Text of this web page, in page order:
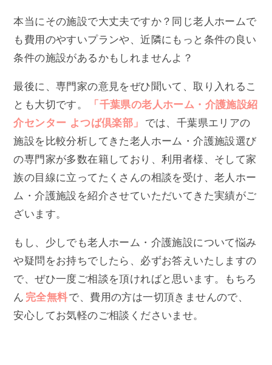
本当にその施設で大丈夫ですか？同じ老人ホームで
も費用のやすいプランや、近隣にもっと条件の良い
条件の施設があるかもしれませんよ？
最後に、専門家の意見をぜひ聞いて、取り入れるこ
とも大切です。
「千葉県の老人ホーム・介護施設紹
介センター よつば倶楽部」
では、千葉県エリアの
施設を比較分析してきた老人ホーム・介護施設選び
の専門家が多数在籍しており、利用者様、そして家
族の目線に立ってたくさんの相談を受け、老人ホー
ム・介護施設を紹介させていただいてきた実績がご
ざいます。
もし、少しでも老人ホーム・介護施設について悩み
や疑問をお持ちでしたら、必ずお答えいたしますの
で、ぜひ一度ご相談を頂ければと思います。もちろ
ん 完全無料で、費用の方は一切頂きませんので、
安心してお気軽のご相談くださいませ。